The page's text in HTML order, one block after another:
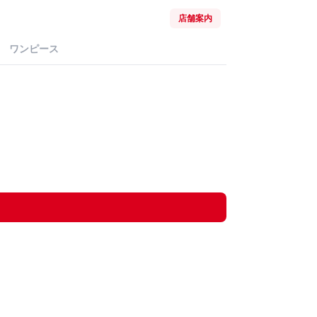
店舗案内
ワンピース